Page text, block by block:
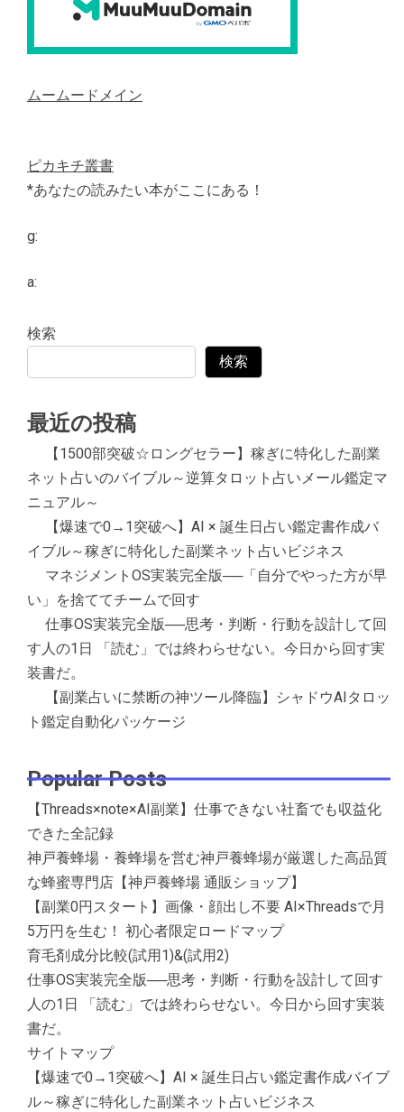
ムームードメイン
ピカキチ叢書
*あなたの読みたい本がここにある！
g:
a:
検索
検索
最近の投稿
【1500部突破☆ロングセラー】稼ぎに特化した副業
ネット占いのバイブル～逆算タロット占いメール鑑定マ
ニュアル～
【爆速で0→1突破へ】AI × 誕生日占い鑑定書作成バ
イブル～稼ぎに特化した副業ネット占いビジネス
マネジメントOS実装完全版──「自分でやった方が早
い」を捨ててチームで回す
仕事OS実装完全版──思考・判断・行動を設計して回
す人の1日 「読む」では終わらせない。今日から回す実
装書だ。
【副業占いに禁断の神ツール降臨】シャドウAIタロッ
ト鑑定自動化パッケージ
Popular Posts
【Threads×note×AI副業】仕事できない社畜でも収益化
できた全記録
神戸養蜂場・養蜂場を営む神戸養蜂場が厳選した高品質
な蜂蜜専門店【神戸養蜂場 通販ショップ】
【副業0円スタート】画像・顔出し不要 AI×Threadsで月
5万円を生む！ 初心者限定ロードマップ
育毛剤成分比較(試用1)&(試用2)
仕事OS実装完全版──思考・判断・行動を設計して回す
人の1日 「読む」では終わらせない。今日から回す実装
書だ。
サイトマップ
【爆速で0→1突破へ】AI × 誕生日占い鑑定書作成バイブ
ル～稼ぎに特化した副業ネット占いビジネス